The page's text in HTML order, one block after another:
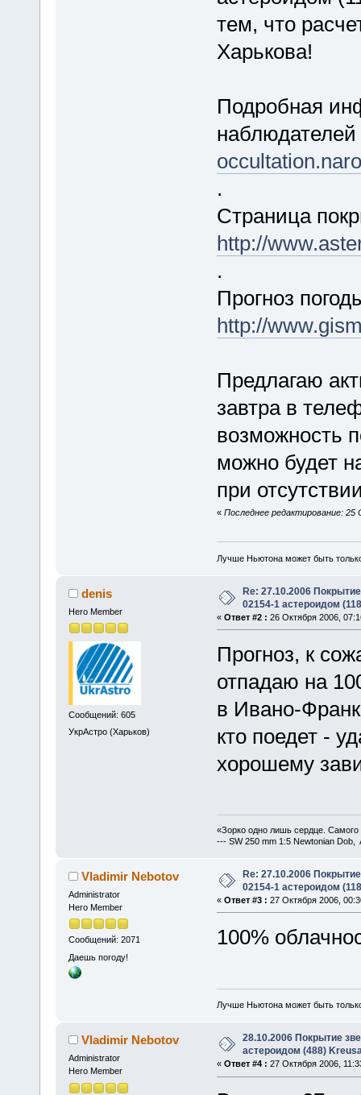
тем, что
Харькова!
Подробная
.
Страница
http://
.
Прогноз
http://
Предлагаю
завтра в
возможность
можно будет
при
« Последнее редактирование: 25
Лучше Ньютона может быть
denis
Hero Member
Сообщений: 605
УкрАстро (Харьков)
Re: 27.10.2006
02154-1 астероидом
« Ответ #2 : 26 Октября 2006,
Прогноз, к
отпадаю на
в Ивано-
кто поедет -
хорошему
«Зорко одно лишь сердце.
--- SW 250 mm 1:5 Newtonian
Vladimir Nebotov
Administrator
Hero Member
Сообщений: 2071
Даешь погоду!
Re: 27.10.2006
02154-1 астероидом
« Ответ #3 : 27 Октября 2006,
100%
Лучше Ньютона может быть
Vladimir Nebotov
Administrator
Hero Member
28.10.2006 Покрытие
астероидом (488)
« Ответ #4 : 27 Октября 2006,